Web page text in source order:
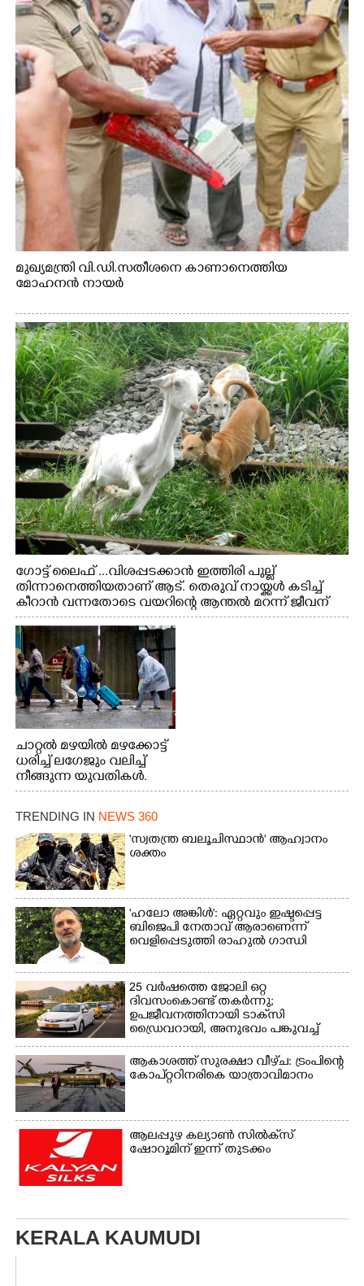
മുഖ്യമന്ത്രി വി.ഡി.സതീശനെ കാണാനെത്തിയ
മോഹനൻ നായർ
ഗോട്ട് ലൈഫ് ...വിശപ്പടക്കാൻ ഇത്തിരി പുല്ല്
തിന്നാനെത്തിയതാണ് ആട്. തെരുവ് നായ്ക്കൾ കടിച്ച്
കീറാൻ വന്നതോടെ വയറിന്റെ ആന്തൽ മറന്ന് ജീവന്
വേണ്ടിയായി ഓട്ടം. എറണാകുളം വാത്തുരുത്തിയിൽ
നിന്നുള്ള കാഴ്ച
ചാറ്റൽ മഴയിൽ മഴക്കോട്ട്
ധരിച്ച് ലഗേജും വലിച്ച്
നീങ്ങുന്ന യുവതികൾ.
എറണാകുളം മേനകയിൽ
നിന്നുള്ള കാഴ്ച
TRENDING IN NEWS 360
'സ്വതന്ത്ര ബലൂചിസ്ഥാൻ' ആഹ്വാനം
ശക്തം
'ഹലോ അങ്കിൾ': ഏറ്റവും ഇഷ്ടപ്പെട്ട
ബിജെപി നേതാവ് ആരാണെന്ന്
വെളിപ്പെടുത്തി രാഹുൽ ഗാന്ധി
25 വർഷത്തെ ജോലി ഒറ്റ
ദിവസംകൊണ്ട് തകർന്നു;
ഉപജീവനത്തിനായി ടാക്‌സി
ഡ്രൈവറായി,​ അനുഭവം പങ്കുവച്ച്
യുവതി
ആകാശത്ത് സുരക്ഷാ വീഴ്‌ച: ട്രംപിന്റെ
കോ‌പ്‌റ്ററിനരികെ യാത്രാവിമാനം
ആലപ്പുഴ കല്യാൺ സിൽക്‌സ്
ഷോറൂമിന് ഇന്ന് തുടക്കം
KERALA KAUMUDI